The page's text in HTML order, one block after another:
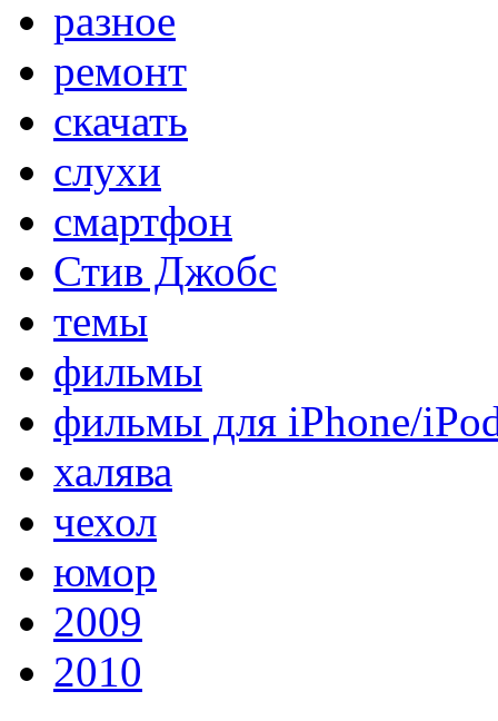
разное
ремонт
скачать
слухи
смартфон
Стив Джобс
темы
фильмы
фильмы для iPhone/
халява
чехол
юмор
2009
2010